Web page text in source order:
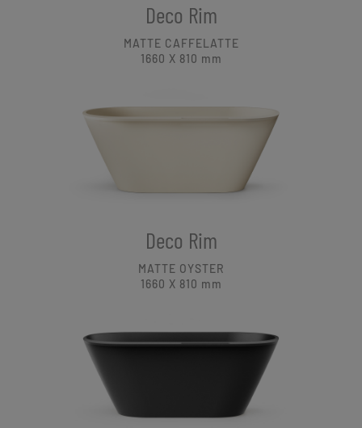
Deco Rim
MATTE CAFFELATTE
1660 X 810 mm
Deco Rim
MATTE OYSTER
1660 X 810 mm